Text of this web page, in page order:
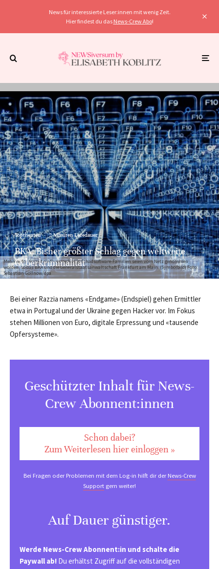
News für interessierte Leser:innen mit wenig Zeit.
Hier findest du das News-Crew Abo!
Mehrere der derzeit einflussreichsten Schadsoftware-Familien seien vom Netz genommen
worden, so das BKA und die Generalstaatsanwaltschaft Frankfurt am Main. (Symbolbild) Foto:
Sebastian Gollnow/dpa
Topthemen · 2 Minuten Lesedauer
BKA: Bisher größter Schlag gegen weltweite
Cyberkriminalität
Bei einer Razzia namens «Endgame» (Endspiel) gehen Ermittler
etwa in Portugal und der Ukraine gegen Hacker vor. Im Fokus
stehen Millionen von Euro, digitale Erpressung und «tausende
Opfersysteme».
Geschützter Inhalt für News-
Crew Abonnent:innen
Schon dabei?
Zum Weiterlesen hier einloggen »
Bei Fragen oder Problemen mit dem Log-in hilft dir derNews-Crew
Support gern weiter!
Auf Dauer günstiger.
Werde News-Crew Abonnent:in und schalte die
Paywall ab! Du erhältst Zugriff auf die vollständigen